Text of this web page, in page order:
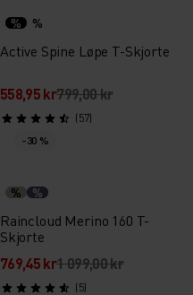
% %
Active Spine Løpe T-Skjorte
558,95 kr799,00 kr
(57)
-30 %
% %
Raincloud Merino 160 T-
Skjorte
769,45 kr1 099,00 kr
(5)